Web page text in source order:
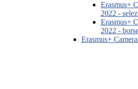
Erasmus+
2022 -
Erasmus+
2022 -
Erasmus+